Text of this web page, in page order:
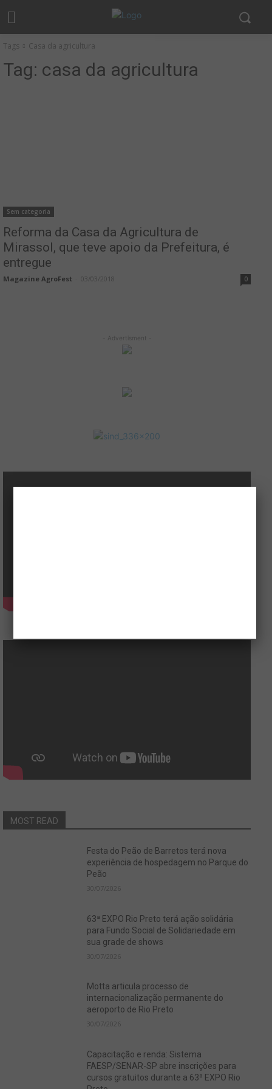
Tags Casa da agricultura
Tag: casa da agricultura
Sem categoria
Reforma da Casa da Agricultura de
Mirassol, que teve apoio da Prefeitura, é
entregue
Magazine AgroFest 03/03/2018 0
- Advertisment -
MOST READ
Festa do Peão de Barretos terá nova
experiência de hospedagem no Parque do
Peão
30/07/2026
63ª EXPO Rio Preto terá ação solidária
para Fundo Social de Solidariedade em
sua grade de shows
30/07/2026
Motta articula processo de
internacionalização permanente do
aeroporto de Rio Preto
30/07/2026
Capacitação e renda: Sistema
FAESP/SENAR-SP abre inscrições para
cursos gratuitos durante a 63ª EXPO Rio